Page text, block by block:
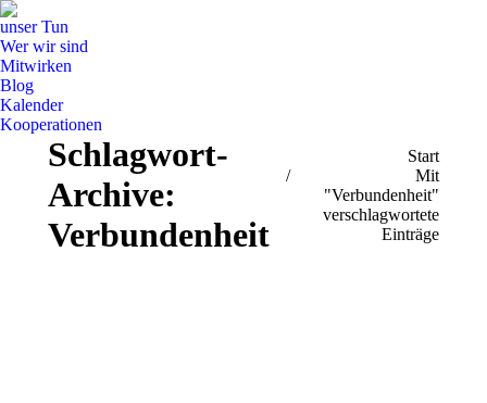
unser Tun
Wer wir sind
Mitwirken
Blog
Kalender
Kooperationen
Schlagwort-
Archive:
Verbundenheit
Sie befinden sich hier:
Start
Mit
"Verbundenheit"
verschlagwortete
Einträge